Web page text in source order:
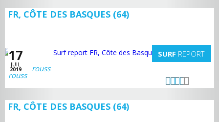
FR, CÔTE DES BASQUES (64)
17
JUIL
2019
SURF REPORT
rouss
FR, CÔTE DES BASQUES (64)